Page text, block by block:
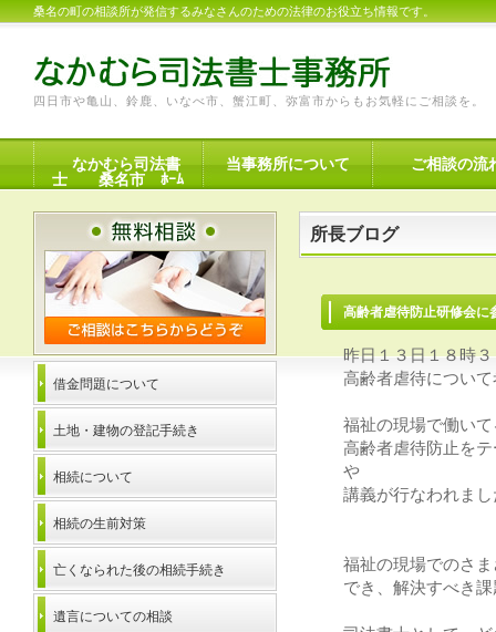
桑名の町の相談所が発信するみなさんのための法律のお役立ち情報です。
四日市や亀山、鈴鹿、いなべ市、蟹江町、弥富市からもお気軽にご相談を。
なかむら司法書
士 桑名市 ﾎｰﾑ
当事務所について ご相談の流
所長ブログ
高齢者虐待防止研修
昨日１３日１８時
高齢者虐待につい
福祉の現場で働い
高齢者虐待防止を
や
講義が行なわれまし
福祉の現場でのさ
でき、解決すべき
借金問題について
土地・建物の登記手続き
相続について
相続の生前対策
亡くなられた後の相続手続き
遺言についての相談